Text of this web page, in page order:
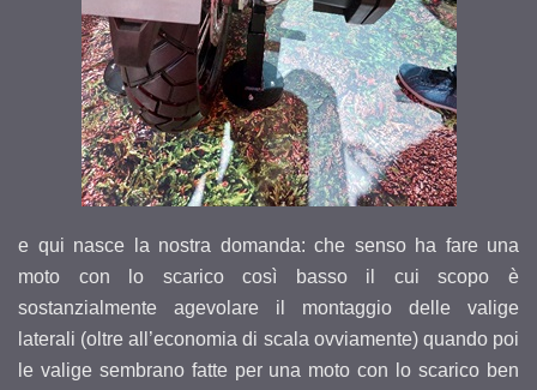
e qui nasce la nostra domanda: che senso ha fare una
moto con lo scarico così basso il cui scopo è
sostanzialmente agevolare il montaggio delle valige
laterali (oltre all’economia di scala ovviamente) quando poi
le valige sembrano fatte per una moto con lo scarico ben